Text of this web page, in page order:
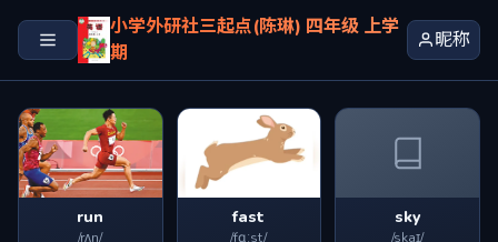
小学外研社三起点(陈琳) 四年级 上学
期
昵称
run
/rʌn/
fast
/fɑːst/
sky
/skaɪ/